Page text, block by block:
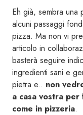
Eh già, sembra una
alcuni passaggi
pizza. Ma non vi
articolo in
basterà seguire
ingredienti sani e
pietra e.. non
a casa vostra
come in pizzeria.